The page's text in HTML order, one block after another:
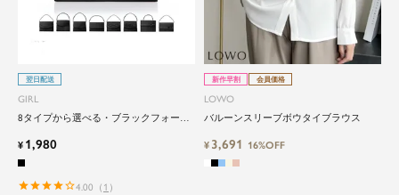
翌日配送
GIRL
8タイプから選べる・ブラックフォーマ
¥ 1,980
4.00 （ 1 ）
新作早割 会員価格
LOWO
バルーンスリーブボウタイブラウス
¥ 3,691 16%OFF